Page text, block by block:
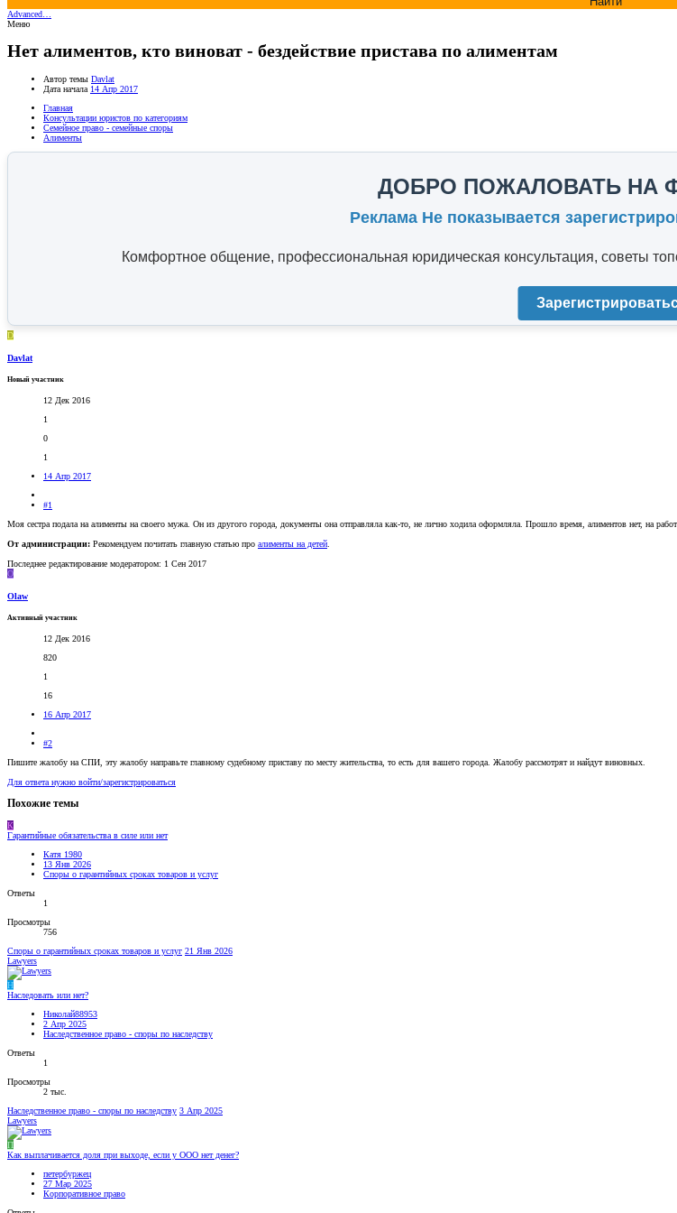
Advanced…
Меню
Нет алиментов, кто виноват - бездействие пристава по алиментам
Автор темы Davlat
Дата начала 14 Апр 2017
Главная
Консультации юристов по категориям
Семейное право - семейные споры
Алименты
ДОБРО ПОЖАЛОВАТЬ НА
Реклама Не показывается
Комфортное общение, профессиональная юридическая консультация, советы
D
Davlat
Новый участник
12 Дек 2016
1
0
1
14 Апр 2017
#1
Моя сестра подала на алименты на своего мужа. Он из другого города, документы она отправляла как-то, не лично ходила оформляла. Прошло время, алиментов нет, на
От администрации: Рекомендуем почитать главную статью про алименты на детей.
Последнее редактирование модератором: 1 Сен 2017
O
Olaw
Активный участник
12 Дек 2016
820
1
16
16 Апр 2017
#2
Пишите жалобу на СПИ, эту жалобу направьте главному судебному приставу по месту жительства, то есть для вашего города. Жалобу рассмотрят и найдут виновных.
Для ответа нужно войти/зарегистрироваться
Похожие темы
К
Гарантийные обязательства в силе или нет
Катя 1980
13 Янв 2026
Споры о гарантийных сроках товаров и услуг
Ответы
1
Просмотры
756
Споры о гарантийных сроках товаров и услуг 21 Янв 2026
Lawyers
Н
Наследовать или нет?
Николай88953
2 Апр 2025
Наследственное право - споры по наследству
Ответы
1
Просмотры
2 тыс.
Наследственное право - споры по наследству 3 Апр 2025
Lawyers
П
Как выплачивается доля при выходе, если у ООО нет денег?
петербуржец
27 Мар 2025
Корпоративное право